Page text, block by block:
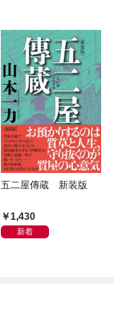
五二屋傳蔵 新装版
1,430
新着